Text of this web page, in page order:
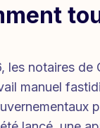
les notaires
manuel